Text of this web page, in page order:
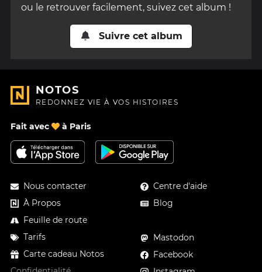
ou le retrouver facilement, suivez cet album !
Suivre cet album
NOTOS
REDONNEZ VIE À VOS HISTOIRES
Fait avec à Paris
Nous contacter
À Propos
Feuille de route
Tarifs
Carte cadeau Notos
Centre d'aide
Blog
Mastodon
Facebook